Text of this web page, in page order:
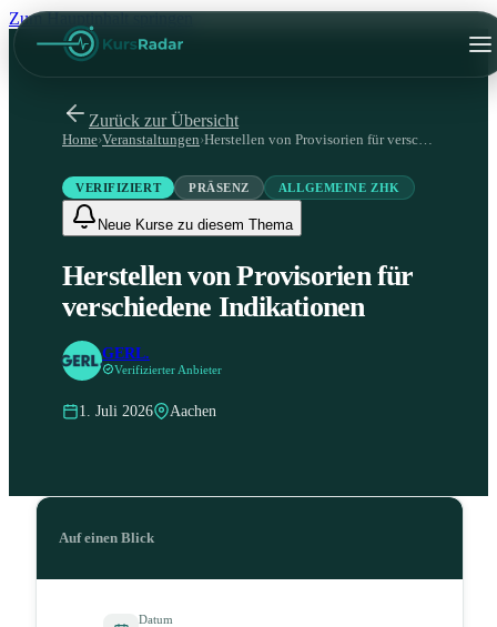
Zum Hauptinhalt springen
Zurück zur Übersicht
Home›Veranstaltungen› Herstellen von Provisorien für verschiedene Indikationen
VERIFIZIERT PRÄSENZ ALLGEMEINE ZHK
Neue Kurse zu diesem Thema
Herstellen von Provisorien für
verschiedene Indikationen
GERL.
Verifizierter Anbieter
1. Juli 2026 Aachen
Auf einen Blick
Datum